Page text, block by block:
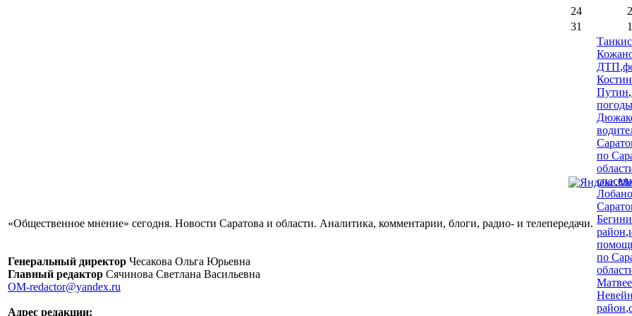
24
31
1
ДТП,
Костин
Путин,
погоды
по
район,
по
район,
«Общественное мнение» сегодня. Новости Саратова и области. Аналитика, комментарии, блоги, радио- и телепередачи.
Генеральный директор Чесакова Ольга Юрьевна
Главный редактор Сячинова Светлана Васильевна
OM-redactor@yandex.ru
Адрес редакции: